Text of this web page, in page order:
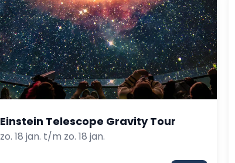
Einstein Telescope Gravity Tour
zo. 18 jan. t/m zo. 18 jan.